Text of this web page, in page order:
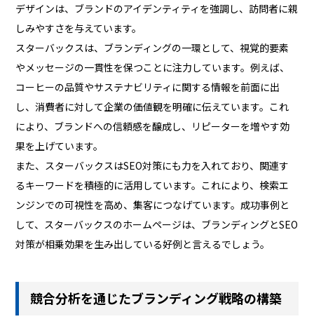
デザインは、ブランドのアイデンティティを強調し、訪問者に親
しみやすさを与えています。
スターバックスは、ブランディングの一環として、視覚的要素
やメッセージの一貫性を保つことに注力しています。例えば、
コーヒーの品質やサステナビリティに関する情報を前面に出
し、消費者に対して企業の価値観を明確に伝えています。これ
により、ブランドへの信頼感を醸成し、リピーターを増やす効
果を上げています。
また、スターバックスはSEO対策にも力を入れており、関連す
るキーワードを積極的に活用しています。これにより、検索エ
ンジンでの可視性を高め、集客につなげています。成功事例と
して、スターバックスのホームページは、ブランディングとSEO
対策が相乗効果を生み出している好例と言えるでしょう。
競合分析を通じたブランディング戦略の構築